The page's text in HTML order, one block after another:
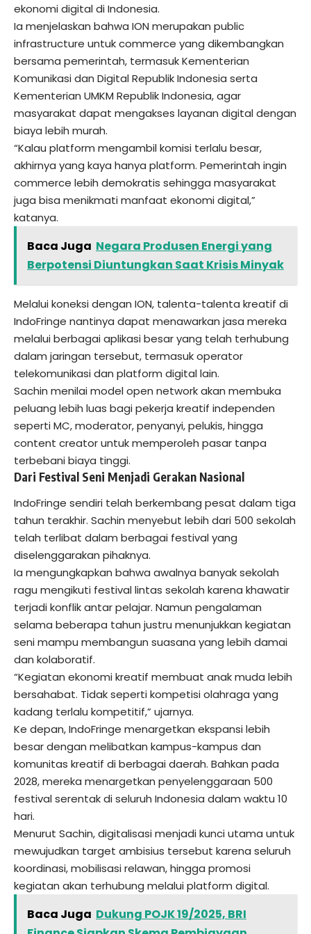
ekonomi digital di Indonesia.
Ia menjelaskan bahwa ION merupakan public
infrastructure untuk commerce yang dikembangkan
bersama pemerintah, termasuk Kementerian
Komunikasi dan Digital Republik Indonesia serta
Kementerian UMKM Republik Indonesia, agar
masyarakat dapat mengakses layanan digital dengan
biaya lebih murah.
“Kalau platform mengambil komisi terlalu besar,
akhirnya yang kaya hanya platform. Pemerintah ingin
commerce lebih demokratis sehingga masyarakat
juga bisa menikmati manfaat ekonomi digital,”
katanya.
Baca Juga Negara Produsen Energi yang
Berpotensi Diuntungkan Saat Krisis Minyak
Melalui koneksi dengan ION, talenta-talenta kreatif di
IndoFringe nantinya dapat menawarkan jasa mereka
melalui berbagai aplikasi besar yang telah terhubung
dalam jaringan tersebut, termasuk operator
telekomunikasi dan platform digital lain.
Sachin menilai model open network akan membuka
peluang lebih luas bagi pekerja kreatif independen
seperti MC, moderator, penyanyi, pelukis, hingga
content creator untuk memperoleh pasar tanpa
terbebani biaya tinggi.
Dari Festival Seni Menjadi Gerakan Nasional
IndoFringe sendiri telah berkembang pesat dalam tiga
tahun terakhir. Sachin menyebut lebih dari 500 sekolah
telah terlibat dalam berbagai festival yang
diselenggarakan pihaknya.
Ia mengungkapkan bahwa awalnya banyak sekolah
ragu mengikuti festival lintas sekolah karena khawatir
terjadi konflik antar pelajar. Namun pengalaman
selama beberapa tahun justru menunjukkan kegiatan
seni mampu membangun suasana yang lebih damai
dan kolaboratif.
“Kegiatan ekonomi kreatif membuat anak muda lebih
bersahabat. Tidak seperti kompetisi olahraga yang
kadang terlalu kompetitif,” ujarnya.
Ke depan, IndoFringe menargetkan ekspansi lebih
besar dengan melibatkan kampus-kampus dan
komunitas kreatif di berbagai daerah. Bahkan pada
2028, mereka menargetkan penyelenggaraan 500
festival serentak di seluruh Indonesia dalam waktu 10
hari.
Menurut Sachin, digitalisasi menjadi kunci utama untuk
mewujudkan target ambisius tersebut karena seluruh
koordinasi, mobilisasi relawan, hingga promosi
kegiatan akan terhubung melalui platform digital.
Baca Juga Dukung POJK 19/2025, BRI